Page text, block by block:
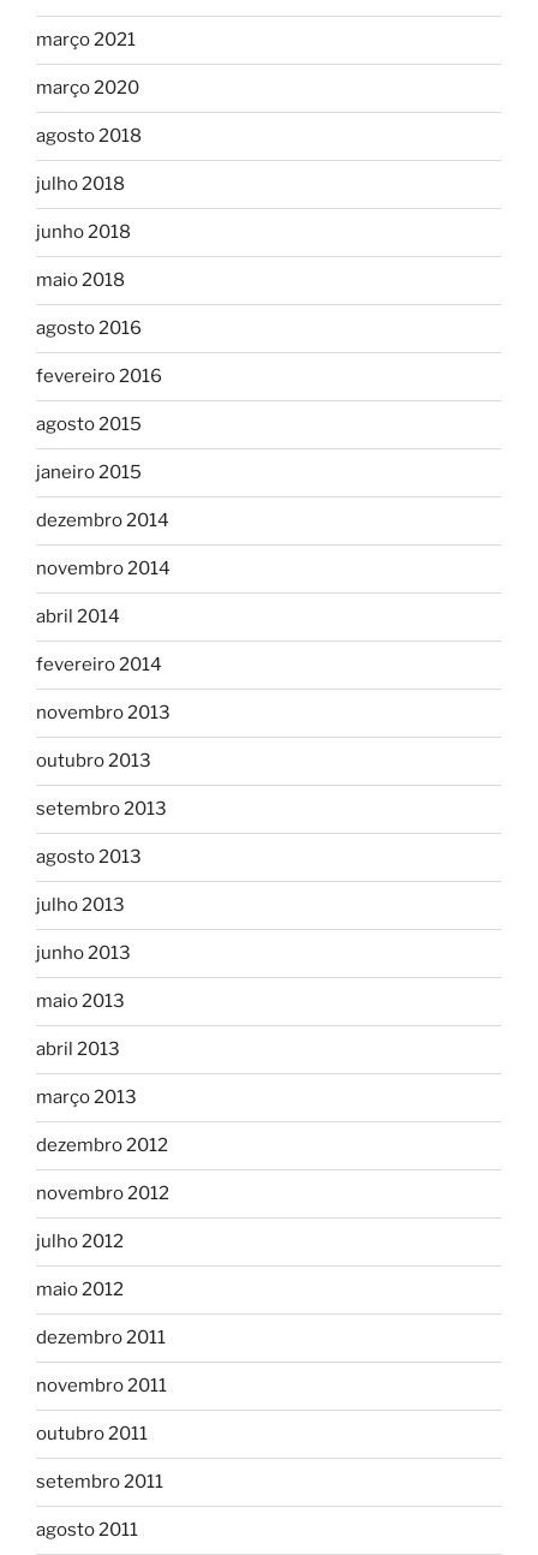
março 2021
março 2020
agosto 2018
julho 2018
junho 2018
maio 2018
agosto 2016
fevereiro 2016
agosto 2015
janeiro 2015
dezembro 2014
novembro 2014
abril 2014
fevereiro 2014
novembro 2013
outubro 2013
setembro 2013
agosto 2013
julho 2013
junho 2013
maio 2013
abril 2013
março 2013
dezembro 2012
novembro 2012
julho 2012
maio 2012
dezembro 2011
novembro 2011
outubro 2011
setembro 2011
agosto 2011